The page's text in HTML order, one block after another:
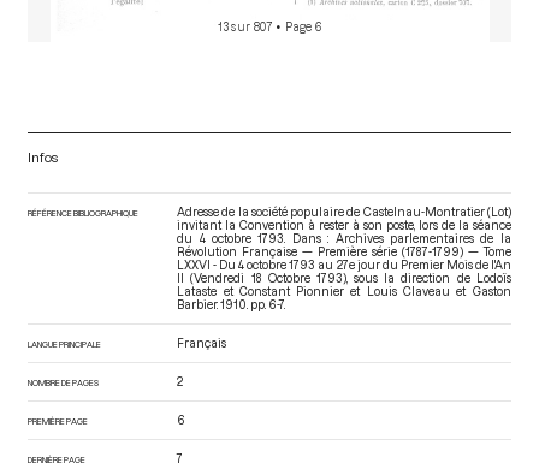
13 sur 807 • Page 6
Infos
RÉFÉRENCE BIBLIOGRAPHIQUE
Adresse de la société populaire de Castelnau-Montratier (Lot)
invitant la Convention à rester à son poste, lors de la séance
du 4 octobre 1793. Dans : Archives parlementaires de la
Révolution Française — Première série (1787-1799) — Tome
LXXVI - Du 4 octobre 1793 au 27e jour du Premier Mois de l'An
II (Vendredi 18 Octobre 1793), sous la direction de Lodoïs
Lataste et Constant Pionnier et Louis Claveau et Gaston
Barbier. 1910. pp. 6-7.
LANGUE PRINCIPALE Français
NOMBRE DE PAGES 2
PREMIÈRE PAGE 6
DERNIÈRE PAGE 7